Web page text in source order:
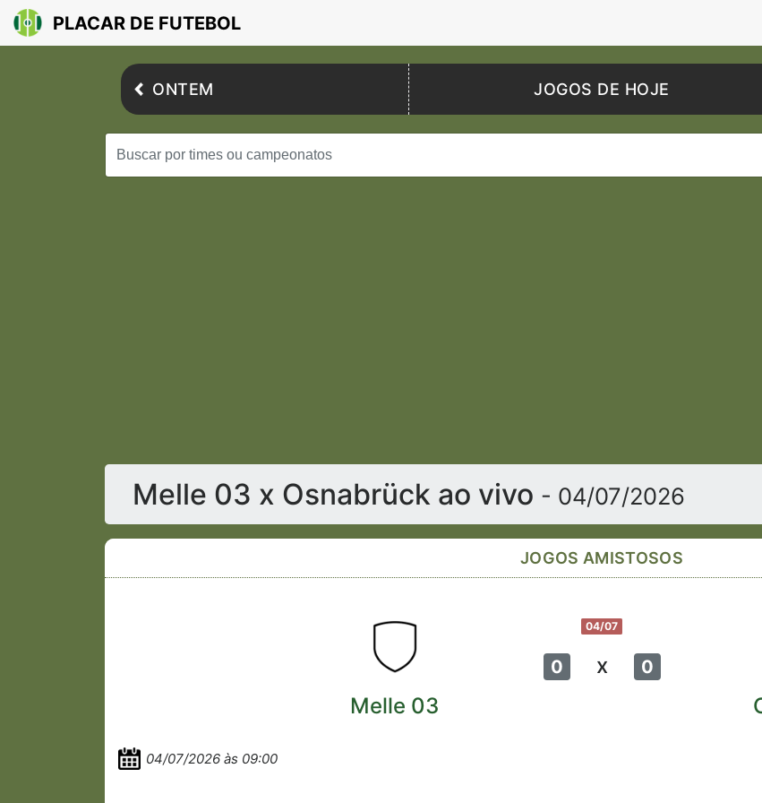
PLACAR DE FUTEBOL
ONTEM JOGOS DE HOJE
Melle 03 x Osnabrück ao vivo - 04/07/2026
JOGOS AMISTOSOS
04/07
0 x 0
Melle 03
04/07/2026 às 09:00